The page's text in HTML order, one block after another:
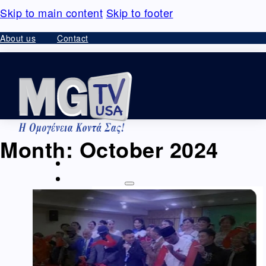
Skip to main content Skip to footer
About us Contact
Ομογένεια – Community
Καλλιτεχνικά-Arts-Music
Καλλιτεχνικά –
Ελλάδα
Διαφημίσεις – Ads
Month: October 2024